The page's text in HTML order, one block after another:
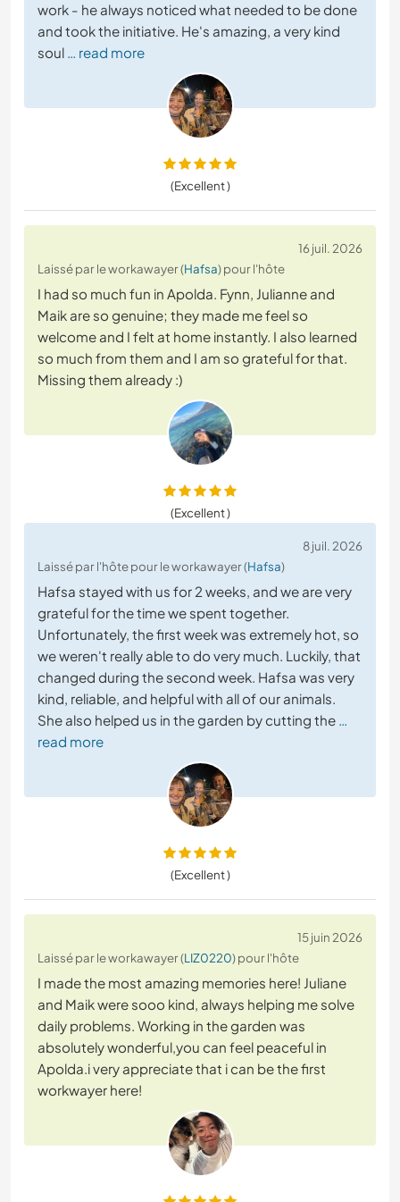
work - he always noticed what needed to be done
and took the initiative. He's amazing, a very kind
soul … read more
(Excellent )
16 juil. 2026
Laissé par le workawayer (Hafsa) pour l'hôte
I had so much fun in Apolda. Fynn, Julianne and
Maik are so genuine; they made me feel so
welcome and I felt at home instantly. I also learned
so much from them and I am so grateful for that.
Missing them already :)
(Excellent )
8 juil. 2026
Laissé par l'hôte pour le workawayer (Hafsa)
Hafsa stayed with us for 2 weeks, and we are very
grateful for the time we spent together.
Unfortunately, the first week was extremely hot, so
we weren't really able to do very much. Luckily, that
changed during the second week. Hafsa was very
kind, reliable, and helpful with all of our animals.
She also helped us in the garden by cutting the …
read more
(Excellent )
15 juin 2026
Laissé par le workawayer (LIZ0220) pour l'hôte
I made the most amazing memories here! Juliane
and Maik were sooo kind, always helping me solve
daily problems. Working in the garden was
absolutely wonderful,you can feel peaceful in
Apolda.i very appreciate that i can be the first
workwayer here!